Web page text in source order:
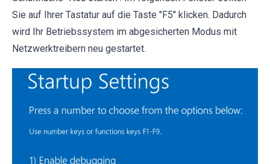
Sie auf Ihrer Tastatur auf die Taste "F5" klicken. Dadurch
wird Ihr Betriebssystem im abgesicherten Modus mit
Netzwerktreibern neu gestartet.